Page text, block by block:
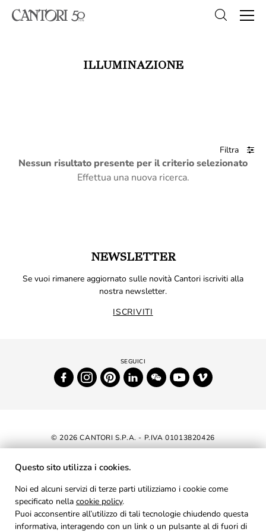
ILLUMINAZIONE
Filtra
Nessun risultato presente per il criterio selezionato
Effettua una nuova ricerca.
NEWSLETTER
Se vuoi rimanere aggiornato sulle novità Cantori iscriviti alla
nostra newsletter.
ISCRIVITI
© 2026 CANTORI S.P.A. - P.IVA 01013820426
DICHIARAZIONE DI ACCESSIBILITÀ
AREA RISERVATA
PRIVACY
Questo sito utilizza i cookies.
Noi ed alcuni servizi di terze parti utilizziamo i cookie come
specificato nella cookie policy.
Puoi acconsentire all’utilizzo di tali tecnologie chiudendo questa
informativa, interagendo con un link o un pulsante al di fuori di